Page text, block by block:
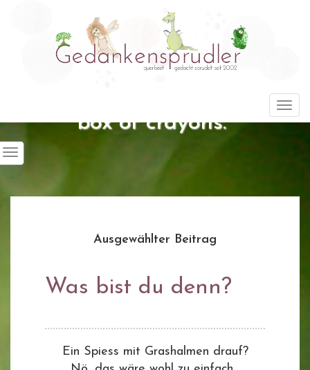
"Life is about using the whole
box of crayons."
Ausgewählter Beitrag
Was bist du denn?
Ein Spiess mit Grashalmen drauf?